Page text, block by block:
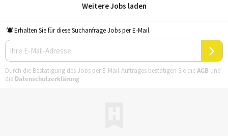
Weitere Jobs laden
Erhalten Sie für diese Suchanfrage Jobs per E-Mail.
Durch die Bestätigung des Jobs per E-Mail-Auftrages bestätigen Sie dieAGB und
die Datenschutzerklärung